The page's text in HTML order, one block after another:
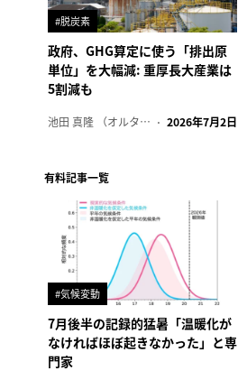
#脱炭素
政府、GHG算定に使う「排出原
単位」を大幅減: 重厚長大産業は
5割減も
池田 真隆 （オルタナ輪番編集長） 2026年7月2日
有料記事一覧
#気候変動
7月後半の記録的猛暑「温暖化が
なければほぼ起きなかった」と専
門家